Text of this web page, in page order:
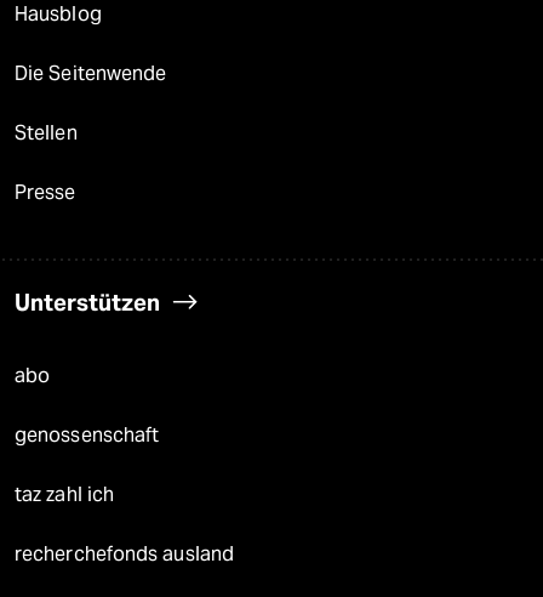
Hausblog
Die Seitenwende
Stellen
Presse
Unterstützen
abo
genossenschaft
taz zahl ich
recherchefonds ausland